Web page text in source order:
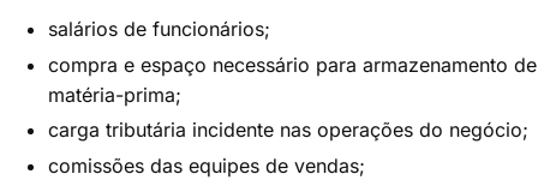
salários de funcionários;
compra e espaço necessário para armazenamento de
matéria-prima;
carga tributária incidente nas operações do negócio;
comissões das equipes de vendas;